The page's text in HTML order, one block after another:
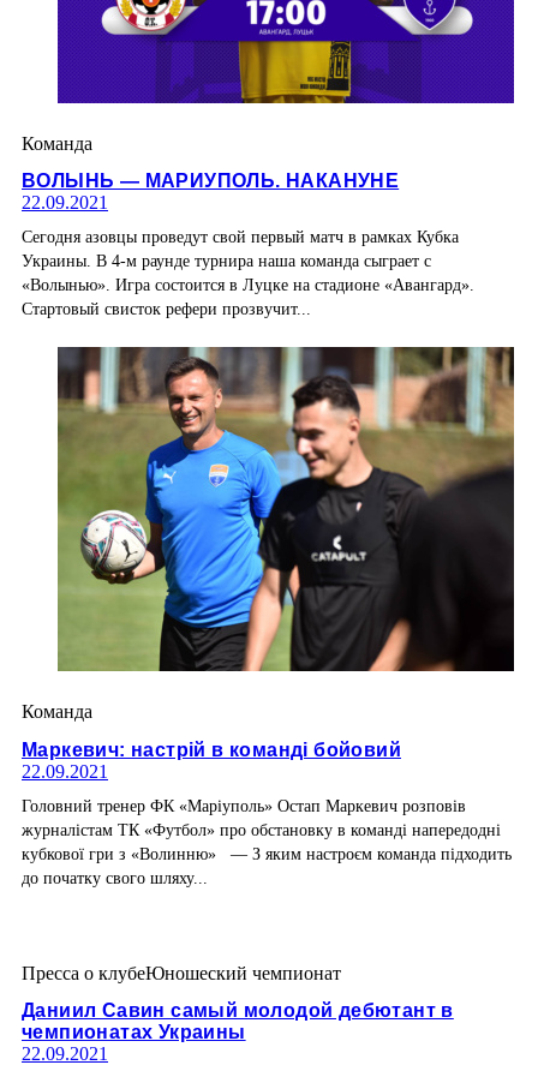
Команда
ВОЛЫНЬ — МАРИУПОЛЬ. НАКАНУНЕ
22.09.2021
Сегодня азовцы проведут свой первый матч в рамках Кубка
Украины. В 4-м раунде турнира наша команда сыграет с
«Волынью». Игра состоится в Луцке на стадионе «Авангард».
Стартовый свисток рефери прозвучит...
Команда
Маркевич: настрій в команді бойовий
22.09.2021
Головний тренер ФК «Маріуполь» Остап Маркевич розповів
журналістам ТК «Футбол» про обстановку в команді напередодні
кубкової гри з «Волинню» — З яким настроєм команда підходить
до початку свого шляху...
Пресса о клубеЮношеский чемпионат
Даниил Савин самый молодой дебютант в
чемпионатах Украины
22.09.2021